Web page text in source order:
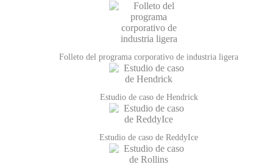
Folleto del programa corporativo de industria ligera
Estudio de caso de Hendrick
Estudio de caso de ReddyIce